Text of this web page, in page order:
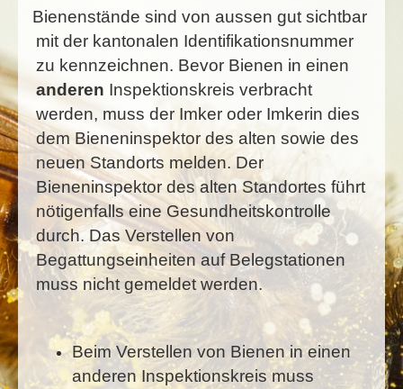
Bienenstände sind von aussen gut sichtbar
mit der kantonalen Identifikationsnummer
zu kennzeichnen. Bevor Bienen in einen
anderen Inspektionskreis verbracht
werden, muss der Imker oder Imkerin dies
dem Bieneninspektor des alten sowie des
neuen Standorts melden. Der
Bieneninspektor des alten Standortes führt
nötigenfalls eine Gesundheitskontrolle
durch. Das Verstellen von
Begattungseinheiten auf Belegstationen
muss nicht gemeldet werden.
Beim Verstellen von Bienen in einen
anderen Inspektionskreis muss